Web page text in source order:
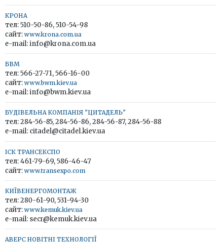
КРОНА
тел: 510-50-86, 510-54-98
сайт: www.krona.com.ua
e-mail: info@krona.com.ua
БВМ
тел: 566-27-71, 566-16-00
сайт: www.bwm.kiev.ua
e-mail: info@bwm.kiev.ua
БУДІВЕЛЬНА КОМПАНІЯ "ЦИТАДЕЛЬ"
тел: 284-56-85, 284-56-86, 284-56-87, 284-56-88
e-mail: citadel@citadel.kiev.ua
ІСК ТРАНСЕКСПО
тел: 461-79-69, 586-46-47
сайт: www.transexpo.com
КИЇВЕНЕРГОМОНТАЖ
тел: 280-61-90, 531-94-30
сайт: www.kemuk.kiev.ua
e-mail: secr@kemuk.kiev.ua
АВЕРС НОВІТНІ ТЕХНОЛОГІЇ